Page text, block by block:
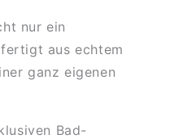
nur ein
aus echtem
ganz eigenen
Bad-